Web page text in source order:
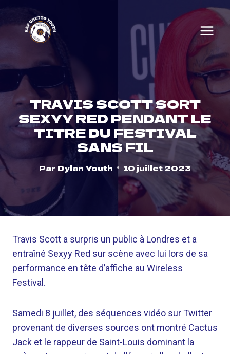
content
TRAVIS SCOTT SORT
SEXYY RED PENDANT LE
TITRE DU FESTIVAL
SANS FIL
Par Dylan Youth 10 juillet 2023
Travis Scott a surpris un public à Londres et a
entraîné Sexyy Red sur scène avec lui lors de sa
performance en tête d’affiche au Wireless
Festival.
Samedi 8 juillet, des séquences vidéo sur Twitter
provenant de diverses sources ont montré Cactus
Jack et le rappeur de Saint-Louis dominant la